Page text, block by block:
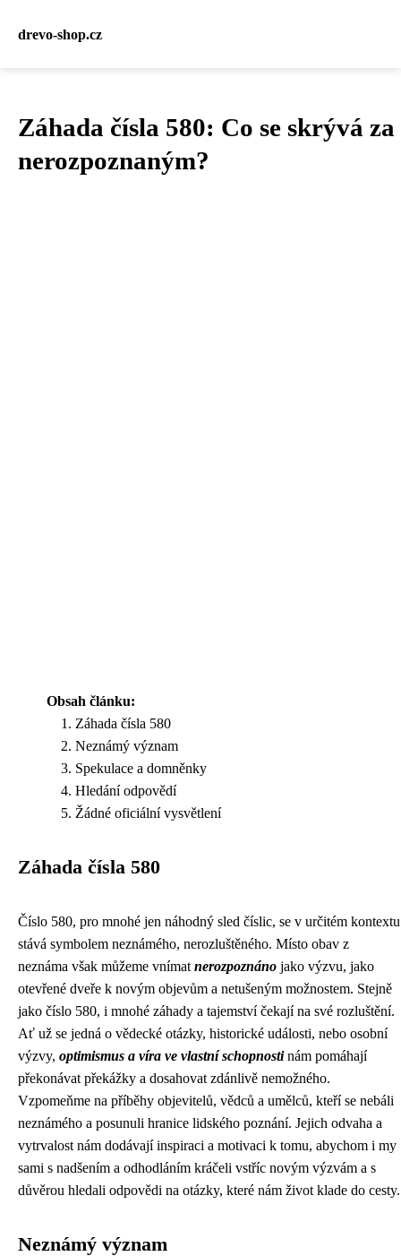
drevo-shop.cz
Záhada čísla 580: Co se skrývá za
nerozpoznaným?
Obsah článku:
Záhada čísla 580
Neznámý význam
Spekulace a domněnky
Hledání odpovědí
Žádné oficiální vysvětlení
Záhada čísla 580
Číslo 580, pro mnohé jen náhodný sled číslic, se v určitém kontextu
stává symbolem neznámého, nerozluštěného. Místo obav z
neznáma však můžeme vnímat nerozpoznáno jako výzvu, jako
otevřené dveře k novým objevům a netušeným možnostem. Stejně
jako číslo 580, i mnohé záhady a tajemství čekají na své rozluštění.
Ať už se jedná o vědecké otázky, historické události, nebo osobní
výzvy, optimismus a víra ve vlastní schopnostinám pomáhají
překonávat překážky a dosahovat zdánlivě nemožného.
Vzpomeňme na příběhy objevitelů, vědců a umělců, kteří se nebáli
neznámého a posunuli hranice lidského poznání. Jejich odvaha a
vytrvalost nám dodávají inspiraci a motivaci k tomu, abychom i my
sami s nadšením a odhodláním kráčeli vstříc novým výzvám a s
důvěrou hledali odpovědi na otázky, které nám život klade do cesty.
Neznámý význam